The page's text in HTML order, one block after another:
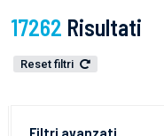
17262 Risultati
Reset filtri
Filtri avanzati